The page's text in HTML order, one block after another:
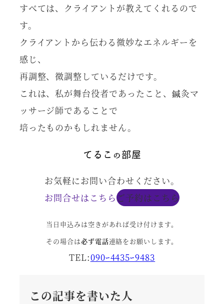
すべては、クライアントが教えてくれるので
す。
クライアントから伝わる微妙なエネルギーを
感じ、
再調整、微調整しているだけです。
これは、私が舞台役者であったこと、鍼灸マ
ッサージ師であることで
培ったものかもしれません。
お気軽にお問い合わせください。
お問合せはこちらご予約はこちら
当日申込みは空きがあれば受け付けます。
その場合は必ず電話連絡をお願いします。
TEL:090ｰ4435ｰ9483
この記事を書いた人